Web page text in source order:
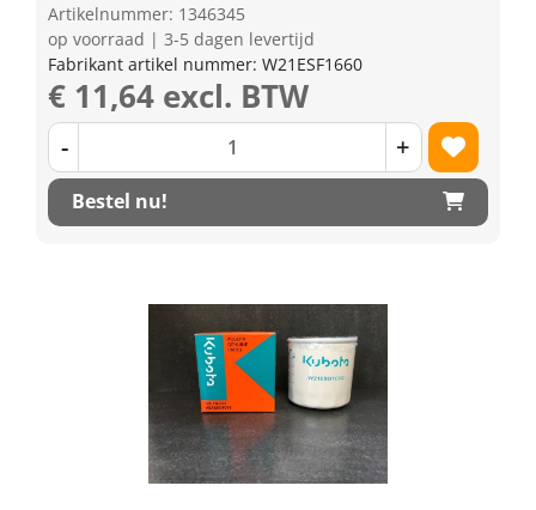
Artikelnummer: 1346345
op voorraad | 3-5 dagen levertijd
Fabrikant artikel nummer: W21ESF1660
€ 11,64 excl. BTW
- +
Bestel nu!